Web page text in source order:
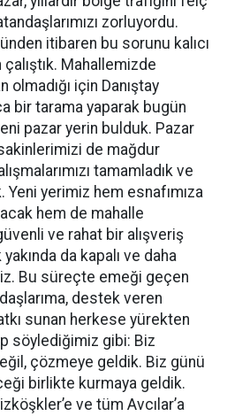
zorluyordu.
itibaren bu sorunu kalıcı
Mahallemizde
için Danıştay
bir tarama yaparak bugün
yeni pazar yerin bulduk. Pazar
de mağdur
tamamladık ve
Yeni yerimiz hem esnafımıza
hem de mahalle
ve rahat bir alışveriş
da kapalı ve daha
Bu süreçte emeği geçen
destek veren
sunan herkese yürekten
söylediğimiz gibi: Biz
çözmeye geldik. Biz günü
birlikte kurmaya geldik.
ve tüm Avcılar’a